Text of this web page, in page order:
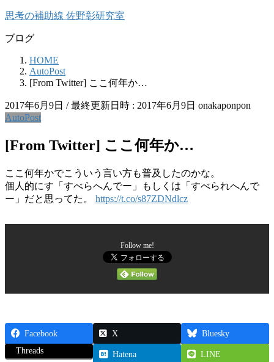
コ
テ
キ
ッ
ナ
ゲ
に
移
思考の補助線 佐野彰研究室
ブログ
HOME
AutoPost
[From Twitter] ここ何年か…
2017年6月9日 / 最終更新日時 : 2017年6月9日 onakaponpon
AutoPost
[From Twitter] ここ何年か…
ここ何年かでこういう言い方も普及したのかな。
個人的にす「すべらへんでー」もしくは「すべられへんで
ー」だと思ってた。 https://t.co/s87ZDNdlcz
Follow me!
Facebook X
Bluesky
Threads
Hatena
LINE